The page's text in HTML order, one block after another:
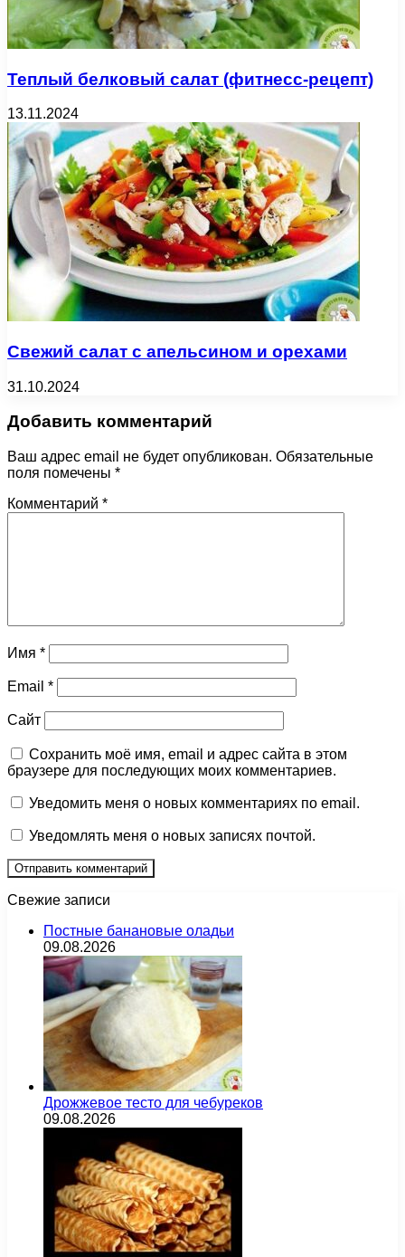
Теплый белковый салат (фитнесс-рецепт)
13.11.2024
Свежий салат с апельсином и орехами
31.10.2024
Добавить комментарий
Ваш адрес email не будет опубликован. Обязательные
поля помечены *
Комментарий *
Имя *
Email *
Сайт
Сохранить моё имя, email и адрес сайта в этом
браузере для последующих моих комментариев.
Уведомить меня о новых комментариях по email.
Уведомлять меня о новых записях почтой.
Свежие записи
Постные банановые оладьи
09.08.2026
Дрожжевое тесто для чебуреков
09.08.2026